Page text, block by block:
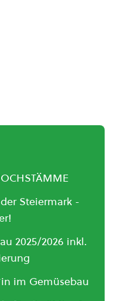
Steiermark -
2025/2026 inkl.
im Gemüsebau